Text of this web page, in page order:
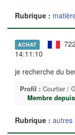
Rubrique :
ACHAT
14:11:10
je recherche du
Profil : Courtier /
Membre
Rubrique : autres